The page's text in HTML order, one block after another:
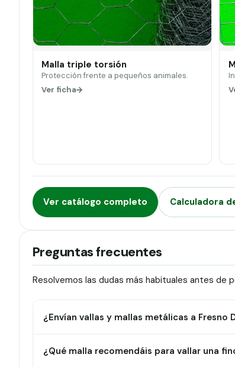
Malla triple torsión
Protección frente a pequeños animales.
Ver ficha
Ver catálogo completo Calculadora
Preguntas frecuentes
Resolvemos las dudas más habituales antes de
¿Envían vallas y mallas metálicas a Fresno
¿Qué malla recomendáis para vallar una